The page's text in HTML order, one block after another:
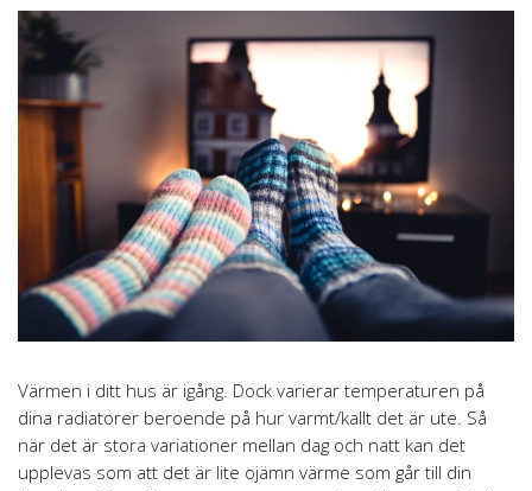
Värmen i ditt hus är igång. Dock varierar temperaturen på
dina radiatorer beroende på hur varmt/kallt det är ute. Så
när det är stora variationer mellan dag och natt kan det
upplevas som att det är lite ojämn värme som går till din